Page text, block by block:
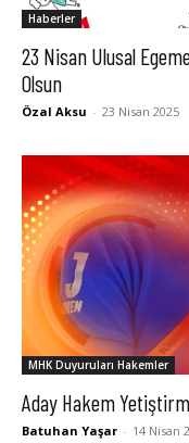
Haberler
23 Nisan Ulusal
Olsun
Özal Aksu - 23 Nisan 2025
MHK Duyuruları Hakemler
Aday Hakem
Batuhan Yaşar - 14 Nisan